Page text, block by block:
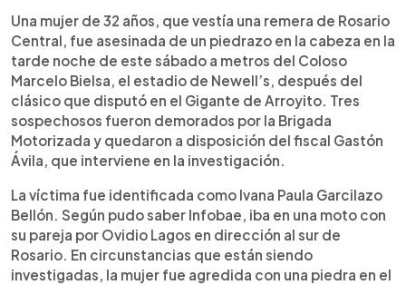
► Escuchar artículo
Una mujer de 32 años, que vestía una remera de Rosario
Central, fue asesinada de un piedrazo en la cabeza en la
tarde noche de este sábado a metros del Coloso
Marcelo Bielsa, el estadio de Newell’s, después del
clásico que disputó en el Gigante de Arroyito. Tres
sospechosos fueron demorados por la Brigada
Motorizada y quedaron a disposición del fiscal Gastón
Ávila, que interviene en la investigación.
La víctima fue identificada como Ivana Paula Garcilazo
Bellón. Según pudo saber Infobae, iba en una moto con
su pareja por Ovidio Lagos en dirección al sur de
Rosario. En circunstancias que están siendo
investigadas, la mujer fue agredida con una piedra en el